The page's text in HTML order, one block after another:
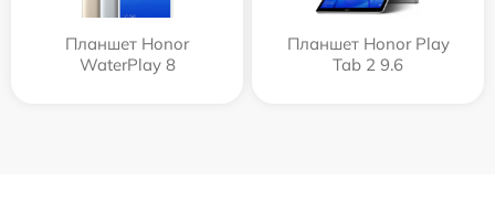
Планшет Honor
WaterPlay 8
Планшет Honor Play
Tab 2 9.6